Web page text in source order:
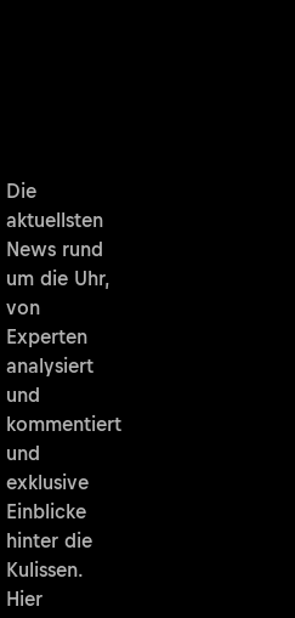
Die
aktuellsten
News rund
um die Uhr,
von
Experten
analysiert
und
kommentiert
und
exklusive
Einblicke
hinter die
Kulissen.
Hier